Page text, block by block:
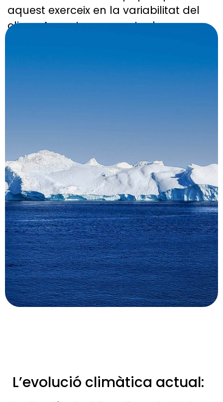
aquest exerceix en la variabilitat del
clima. Aquesta recerca te dues
L’evolució climàtica actual: